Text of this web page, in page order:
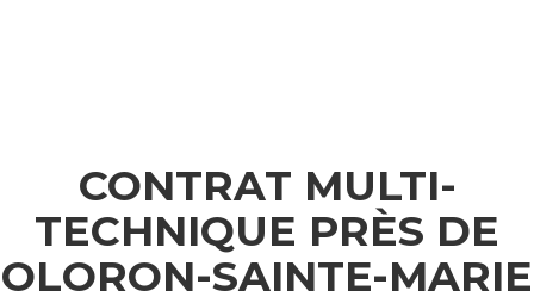
CONTRAT MULTI-
TECHNIQUE PRÈS DE
OLORON-SAINTE-MARIE